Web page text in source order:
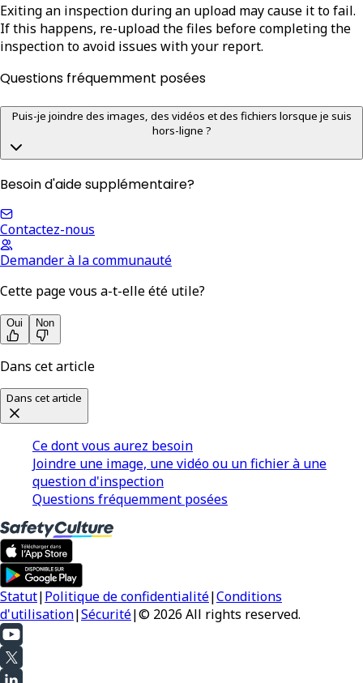
Exiting an inspection during an upload may cause it to fail.
If this happens, re-upload the files before completing the
inspection to avoid issues with your report.
Questions fréquemment posées
Puis-je joindre des images, des vidéos et des fichiers lorsque je suis
hors-ligne ?
Besoin d'aide supplémentaire?
Contactez-nous
Demander à la communauté
Cette page vous a-t-elle été utile?
Oui Non
Dans cet article
Dans cet article
Ce dont vous aurez besoin
Joindre une image, une vidéo ou un fichier à une
question d'inspection
Questions fréquemment posées
Statut|Politique de confidentialité|Conditions
d'utilisation|Sécurité|© 2026 All rights reserved.